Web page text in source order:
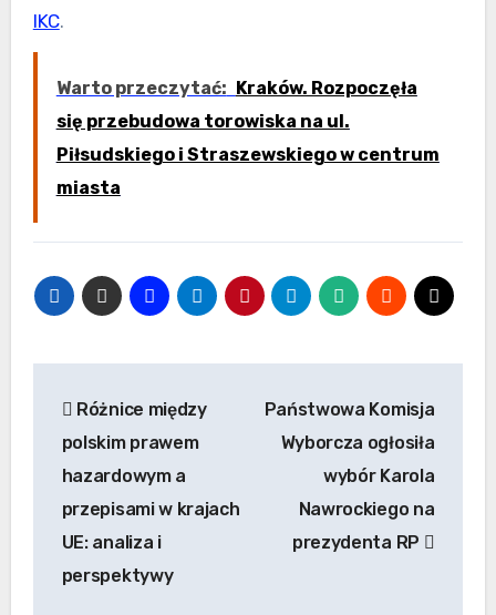
IKC.
Warto przeczytać: Kraków. Rozpoczęła
się przebudowa torowiska na ul.
Piłsudskiego i Straszewskiego w centrum
miasta
wpisu
Różnice między
polskim prawem
hazardowym a
przepisami w krajach
UE: analiza i
perspektywy
Państwowa Komisja
Wyborcza ogłosiła
wybór Karola
Nawrockiego na
prezydenta RP